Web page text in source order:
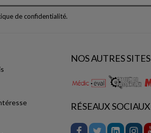
de confidentialité.
NOS AUTRES SITES
RÉSEAUX SOCIAUX